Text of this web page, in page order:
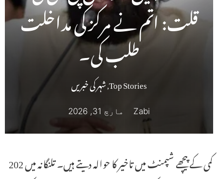
قلت: اتم نے مرکز کی مداخلت
طلب کی۔
Top Stories
,شہر کی خبریں
Zabi مارچ 31, 2026
کمی کے پیچھے شپمنٹ میں تاخیر کا حوالہ دیتے ہیں۔ تلنگانہ میں 202